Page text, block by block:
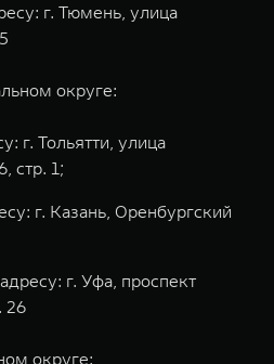
г. Тюмень, улица
округе:
г. Тольятти, улица
стр. 1;
г. Казань, Оренбургский
г. Уфа, проспект
26
округе: